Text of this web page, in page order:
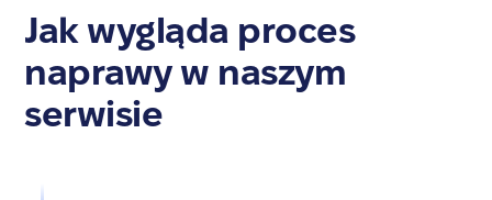
Jak wygląda proces
naprawy w naszym
serwisie